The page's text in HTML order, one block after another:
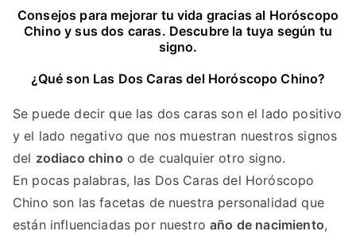
Consejos para mejorar tu vida gracias al Horóscopo
Chino y sus dos caras. Descubre la tuya según tu
signo.
¿Qué son Las Dos Caras del Horóscopo Chino?
Se puede decir que las dos caras son el lado positivo
y el lado negativo que nos muestran nuestros signos
del zodiaco chino o de cualquier otro signo.
En pocas palabras, las Dos Caras del Horóscopo
Chino son las facetas de nuestra personalidad que
están influenciadas por nuestroaño de nacimiento,